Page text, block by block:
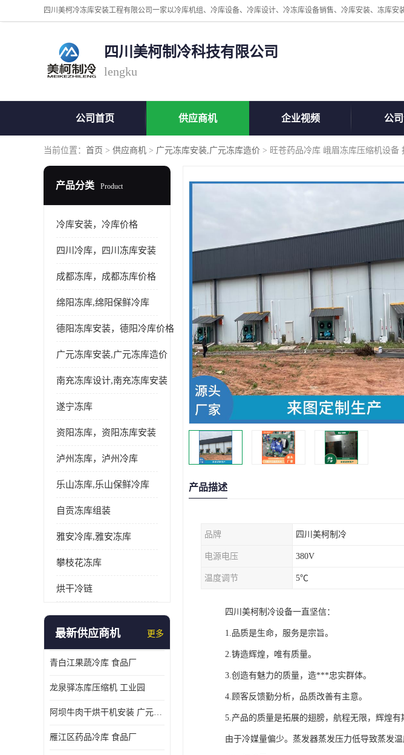
四川美柯制冷科技有限公司
lengku
公司首页 供应商机 企业视频 公
当前位置： 首页 > 供应商机 > 广元冻库安装,广元冻库造价 > 旺苍药品冷库 峨眉冻库压缩机设备
产品分类 Product
冷库安装，冷库价格
四川冷库，四川冻库安装
成都冻库，成都冻库价格
绵阳冻库,绵阳保鲜冷库
德阳冻库安装，德阳冷库价格
广元冻库安装,广元冻库造价
南充冻库设计,南充冻库安装
遂宁冻库
资阳冻库，资阳冻库安装
泸州冻库，泸州冷库
乐山冻库,乐山保鲜冷库
自贡冻库组装
雅安冷库,雅安冻库
攀枝花冻库
烘干冷链
最新供应商机 更多
青白江果蔬冷库 食品厂
龙泉驿冻库压缩机 工业园
阿坝牛肉干烘干机安装 广元牛肉干烘干机 安装造价
雁江区药品冷库 食品厂
产品描述
品牌 四川美柯制冷
电源电压 380V
温度调节 5℃
四川美柯制冷设备一直坚信：
1.品质是生命，服务是宗旨。
2.铸造辉煌，唯有质量。
3.创造有魅力的质量，造***忠实群体。
4.顾客反馈勤分析，品质改善有主意。
5.产品的质量是拓展的翅膀，航程无限，辉煌有
由于冷媒量偏少。蒸发器蒸发压力低导致蒸发